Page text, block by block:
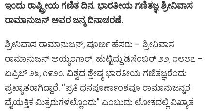
ಇಂದು ರಾಷ್ಟ್ರೀಯ ಗಣಿತ ದಿನ. ಭಾರತೀಯ ಗಣಿತಜ್ಞ ಶ್ರೀನಿವಾಸ
ರಾಮಾನುಜನ್‌ ಅವರ ಜನ್ಮ ದಿನಾಚರಣೆ.
ಶ್ರೀನಿವಾಸ ರಾಮಾನುಜನ್, ಪೂರ್ಣ ಹೆಸರು – ಶ್ರೀನಿವಾಸ
ರಾಮಾನುಜನ್ ಅಯ್ಯಂಗಾರ್. ಹುಟ್ಟಿದ್ದು ಡಿಸೆಂಬರ್ ೨೨, ೧೮೮೭ –
ಏಪ್ರಿಲ್ ೨೬, ೧೯೨೦. ವಿಶ್ವದ ಶ್ರೇಷ್ಠ ಭಾರತೀಯ ಗಣಿತಜ್ಞರೆಂದು
ಪ್ರಖ್ಯಾತರಾಗಿದ್ದಾರೆ. “ಪ್ರತಿ ಧನಪೂರ್ಣಾಂಶವೂ ರಾಮಾನುಜನ್ನರ
ವೈಯಕ್ತಿಕ ಮಿತ್ರರುಗಳಲ್ಲೊಂದು” ಎಂಬುದು ಲೋಕದಲ್ಲಿ ವಿಖ್ಯಾತ